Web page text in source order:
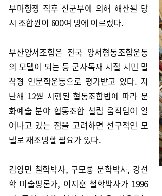
부마항쟁 직후 신군부에 의해 해산될 당
시 조합원이 600여 명에 이르렀다.
부산양서조합은 전국 양서협동조합운동
의 모델이 되는 등 군사독재 시절 시민 밀
착형 인문학운동으로 평가받고 있다. 지
난해 12월 시행된 협동조합법에 따라 문
화예술 분야 협동조합 설립 움직임이 일
어나고 있는 점을 고려하면 선구적인 모
델로 재조명할 필요가 있다.
김영민 철학박사, 구모룡 문학박사, 강선
학 미술평론가, 이지훈 철학박사가 1996